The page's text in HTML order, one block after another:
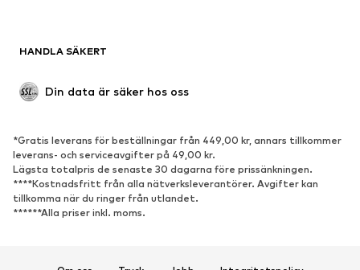
Upcycling
Populärt
Sneakers
Stövletter
Pumps & högklackade skor
Stövlar
Sandaler
Pantoletter
Inneskor
HANDLA SÄKERT
Din data är säker hos oss
*Gratis leverans för beställningar från 449,00 kr, annars tillkommer
leverans- och serviceavgifter på 49,00 kr.
Lägsta totalpris de senaste 30 dagarna före prissänkningen.
****Kostnadsfritt från alla nätverksleverantörer. Avgifter kan
tillkomma när du ringer från utlandet.
******Alla priser inkl. moms.